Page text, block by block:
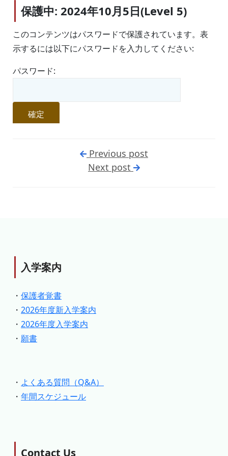
保護中: 2024年10月5日(Level 5)
このコンテンツはパスワードで保護されています。表
示するには以下にパスワードを入力してください:
パスワード:
Previous post
Next post
入学案内
・ 保護者覚書
・ 2026年度新入学案内
・ 2026年度入学案内
・ 願書
・ よくある質問（Q&A）
・ 年間スケジュール
Contact Us